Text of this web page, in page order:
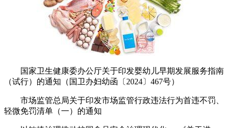
国家卫生健康委办公厅关于印发婴幼儿早期发展服务指南
（试行）的通知（国卫办妇幼函〔2024〕467号）
市场监管总局关于印发市场监管行政违法行为首违不罚、
轻微免罚清单（一）的通知